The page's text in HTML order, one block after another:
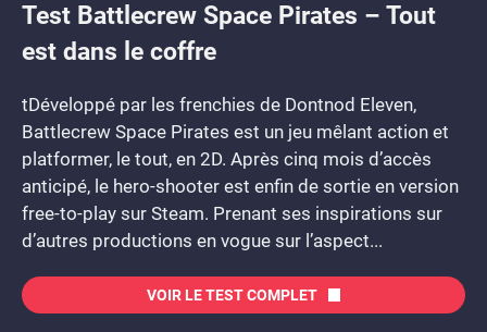
Test Battlecrew Space Pirates – Tout
est dans le coffre
tDéveloppé par les frenchies de Dontnod Eleven,
Battlecrew Space Pirates est un jeu mêlant action et
platformer, le tout, en 2D. Après cinq mois d’accès
anticipé, le hero-shooter est enfin de sortie en version
free-to-play sur Steam. Prenant ses inspirations sur
d’autres productions en vogue sur l’aspect...
VOIR LE TEST COMPLET